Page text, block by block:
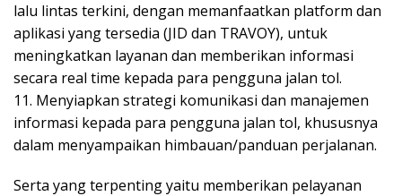
lalu lintas terkini, dengan memanfaatkan platform dan
aplikasi yang tersedia (JID dan TRAVOY), untuk
meningkatkan layanan dan memberikan informasi
secara real time kepada para pengguna jalan tol.
11. Menyiapkan strategi komunikasi dan manajemen
informasi kepada para pengguna jalan tol, khususnya
dalam menyampaikan himbauan/panduan perjalanan.
Serta yang terpenting yaitu memberikan pelayanan